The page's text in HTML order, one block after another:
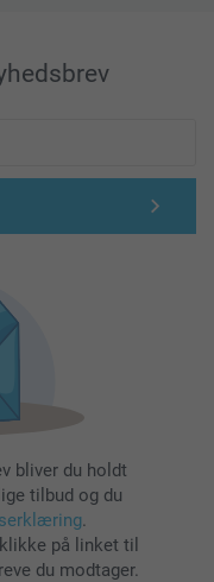
bliver du holdt
tilbud og du
.
på linket til
du modtager.